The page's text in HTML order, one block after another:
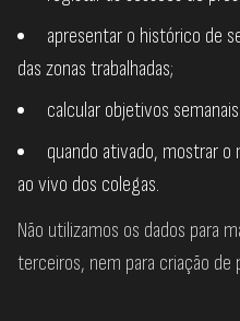
apresentar o histórico de
das zonas trabalhadas;
calcular objetivos
quando ativado, mostrar o
ao vivo dos colegas.
Não utilizamos os dados para
terceiros, nem para criação de